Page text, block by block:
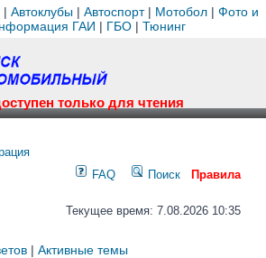
| Автоклубы | Автоспорт| Мотобол | Фото и
ГАИ | ГБО| Тюнинг
только для чтения
FAQ
Поиск Правила
Текущее время: 7.08.2026 10:35
| Активные темы